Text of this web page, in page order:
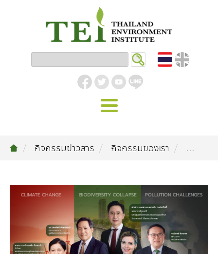
รู้จัก ม.ส.ท.
โครงสร้างองค์กร
คณะกรรมการมูลนิธิ
คณะกรรมการบริหารสถาบัน
สิ่งแวดล้อมอุตสาหกรรม
อุตสาหกรรมยั่งยืน
มลพิษอุตสาหกรรม
สิ่งแวดล้อมเมืองและชุมชน
ชุมชนและเมืองน่าอยู่
การผลิตและการบริโภคยั่งยืน
คลังความรู้
บทความ
อินโฟกราฟิก | โปสเตอร์
กิจกรรมข่าวสาร
กิจกรรมของเรา
ร่วมงานกับเรา
กิจกรรมข่าวสาร กิจกรรมของเรา ...